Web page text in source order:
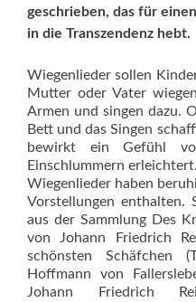
geschrieben, das für
in die Transzendenz hebt.
Wiegenlieder sollen
Mutter oder Vater
Armen und singen dazu.
Bett und das Singen
bewirkt ein Gefühl
Einschlummern erleichtert.
Wiegenlieder haben
Vorstellungen enthalten.
aus der Sammlung Des
von Johann Friedrich
schöns­ten Schäfchen
Hoffmann von
Johann Friedrich